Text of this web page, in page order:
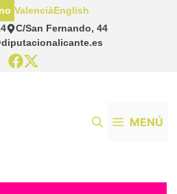
C/San Fernando, 44
ValenciàEnglish
MENÚ